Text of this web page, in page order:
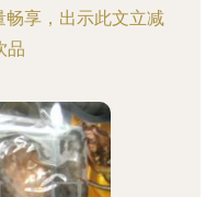
享，出示此文立减
品